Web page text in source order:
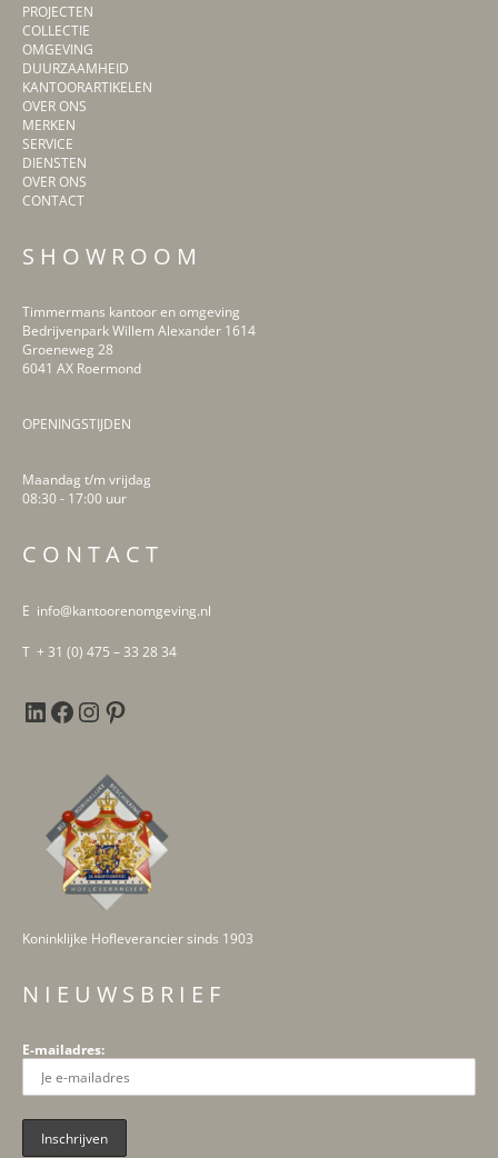
PROJECTEN
COLLECTIE
OMGEVING
DUURZAAMHEID
KANTOORARTIKELEN
OVER ONS
MERKEN
SERVICE
DIENSTEN
OVER ONS
CONTACT
S H O W R O O M
Timmermans kantoor en omgeving
Bedrijvenpark Willem Alexander 1614
Groeneweg 28
6041 AX Roermond
OPENINGSTIJDEN
Maandag t/m vrijdag
08:30 - 17:00 uur
C O N T A C T
E info@kantoorenomgeving.nl
T + 31 (0) 475 – 33 28 34
LinkedIn
Facebook
Instagram
Pinterest
Koninklijke Hofleverancier sinds 1903
N I E U W S B R I E F
E-mailadres: